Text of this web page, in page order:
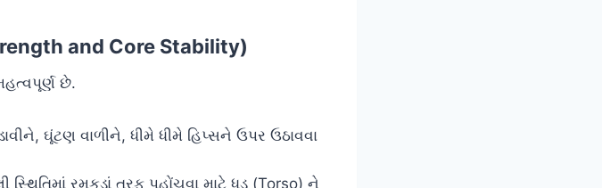
and Core Stability)
છે.
ઘૂંટણ વાળીને, ધીમે ધીમે હિપ્સને ઉપર ઉઠાવવા
રમકડાં તરફ પહોંચવા માટે ધડ (Torso) ને